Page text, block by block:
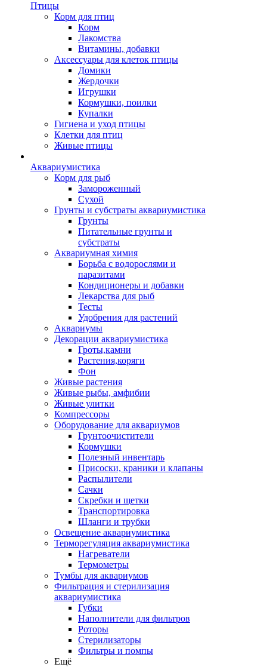
Птицы
Корм для птиц
Корм
Лакомства
Витамины, добавки
Аксессуары для клеток птицы
Домики
Жердочки
Игрушки
Кормушки, поилки
Купалки
Гигиена и уход птицы
Клетки для птиц
Живые птицы
Аквариумистика
Корм для рыб
Замороженный
Сухой
Грунты и субстраты аквариумистика
Грунты
Питательные грунты и
субстраты
Аквариумная химия
Борьба с водорослями и
паразитами
Кондиционеры и добавки
Лекарства для рыб
Тесты
Удобрения для растений
Аквариумы
Декорации аквариумистика
Гроты,камни
Растения,коряги
Фон
Живые растения
Живые рыбы, амфибии
Живые улитки
Компрессоры
Оборудование для аквариумов
Грунтоочистители
Кормушки
Полезный инвентарь
Присоски, краники и клапаны
Распылители
Сачки
Скребки и щетки
Транспортировка
Шланги и трубки
Освещение аквариумистика
Терморегуляция аквариумистика
Нагреватели
Термометры
Тумбы для аквариумов
Фильтрация и стерилизация
аквариумистика
Губки
Наполнители для фильтров
Роторы
Стерилизаторы
Фильтры и помпы
Ещё